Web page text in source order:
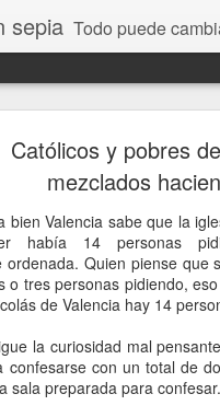
sepia Todo puede cambiar de color, depende de nosotros y de nuestra capacidad para aprender a mirar. Hablamos de sociedad, economía,
Católicos y pobres
mezclados
bien Valencia sabe que la
había 14 personas
ordenada. Quien piense que
o tres personas pidiendo,
de Valencia hay 14
la curiosidad mal
confesarse con un total de
sala preparada para confesar.